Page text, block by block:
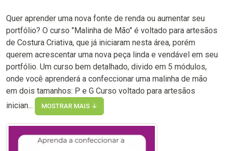
Quer aprender uma nova fonte de renda ou aumentar seu
portfólio? O curso "Malinha de Mão" é voltado para artesãos
de Costura Criativa, que já iniciaram nesta área, porém
querem acrescentar uma nova peça linda e vendável em seu
portfólio. Um curso bem detalhado, divido em 5 módulos,
onde você aprenderá a confeccionar uma malinha de mão
em dois tamanhos: P e G Curso voltado para artesãos
inician...
MOSTRAR MAIS ↓